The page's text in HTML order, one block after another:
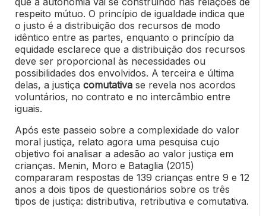
respeito mútuo. O princípio de igualdade indica que
o justo é a distribuição dos recursos de modo
idêntico entre as partes, enquanto o princípio da
equidade esclarece que a distribuição dos recursos
deve ser proporcional às necessidades ou
possibilidades dos envolvidos. A terceira e última
delas, a justiça comutativase revela nos acordos
voluntários, no contrato e no intercâmbio entre
iguais.
Após este passeio sobre a complexidade do valor
moral justiça, relato agora uma pesquisa cujo
objetivo foi analisar a adesão ao valor justiça em
crianças. Menin, Moro e Bataglia (2015)
compararam respostas de 139 crianças entre 9 e 12
anos a dois tipos de questionários sobre os três
tipos de justiça: distributiva, retributiva e comutativa.